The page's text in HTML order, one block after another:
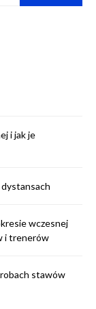
i jak je
wczesnej
i trenerów
stawów